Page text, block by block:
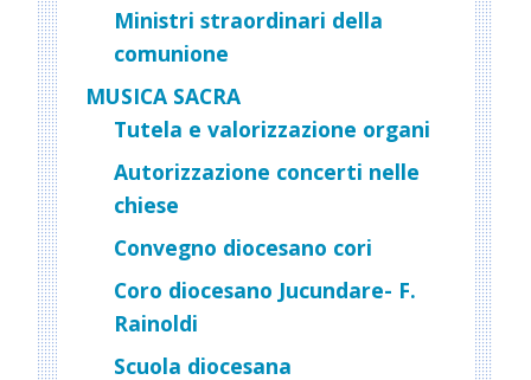
Ministri straordinari della
comunione
MUSICA SACRA
Tutela e valorizzazione organi
Autorizzazione concerti nelle
chiese
Convegno diocesano cori
Coro diocesano Jucundare- F.
Rainoldi
Scuola diocesana